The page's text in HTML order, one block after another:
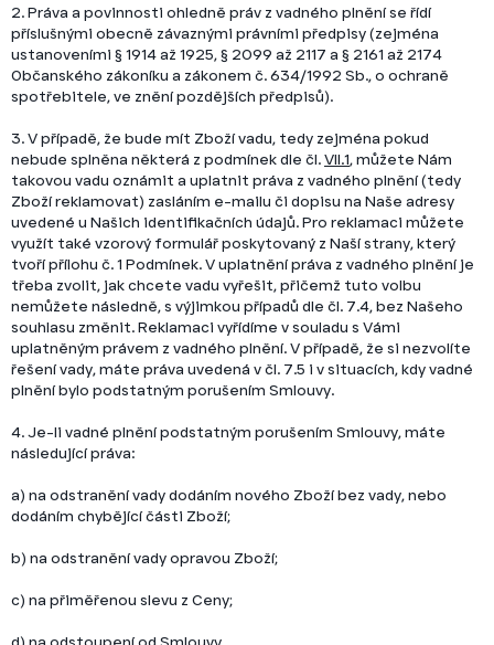
2. Práva a povinnosti ohledně práv z vadného plnění se řídí
příslušnými obecně závaznými právními předpisy (zejména
ustanoveními § 1914 až 1925, § 2099 až 2117 a § 2161 až 2174
Občanského zákoníku a zákonem č. 634/1992 Sb., o ochraně
spotřebitele, ve znění pozdějších předpisů).
3. V případě, že bude mít Zboží vadu, tedy zejména pokud
nebude splněna některá z podmínek dle čl.VII.1, můžete Nám
takovou vadu oznámit a uplatnit práva z vadného plnění (tedy
Zboží reklamovat) zasláním e-mailu či dopisu na Naše adresy
uvedené u Našich identifikačních údajů. Pro reklamaci můžete
využít také vzorový formulář poskytovaný z Naší strany, který
tvoří přílohu č. 1 Podmínek. V uplatnění práva z vadného plnění je
třeba zvolit, jak chcete vadu vyřešit, přičemž tuto volbu
nemůžete následně, s výjimkou případů dle čl. 7.4, bez Našeho
souhlasu změnit. Reklamaci vyřídíme v souladu s Vámi
uplatněným právem z vadného plnění. V případě, že si nezvolíte
řešení vady, máte práva uvedená v čl. 7.5 i v situacích, kdy vadné
plnění bylo podstatným porušením Smlouvy.
4. Je-li vadné plnění podstatným porušením Smlouvy, máte
následující práva:
a) na odstranění vady dodáním nového Zboží bez vady, nebo
dodáním chybějící části Zboží;
b) na odstranění vady opravou Zboží;
c) na přiměřenou slevu z Ceny;